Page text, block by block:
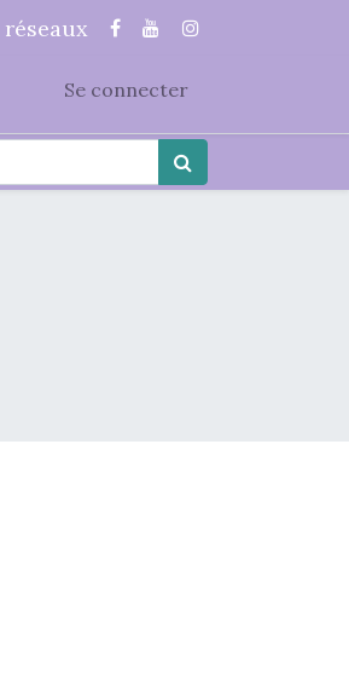
Se connecter